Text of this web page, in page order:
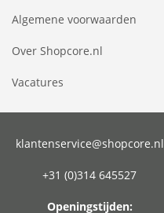
Algemene voorwaarden
Over Shopcore.nl
Vacatures
klantenservice@shopcore.nl
+31 (0)314 645527
Openingstijden: